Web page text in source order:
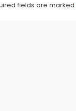
fields are marked